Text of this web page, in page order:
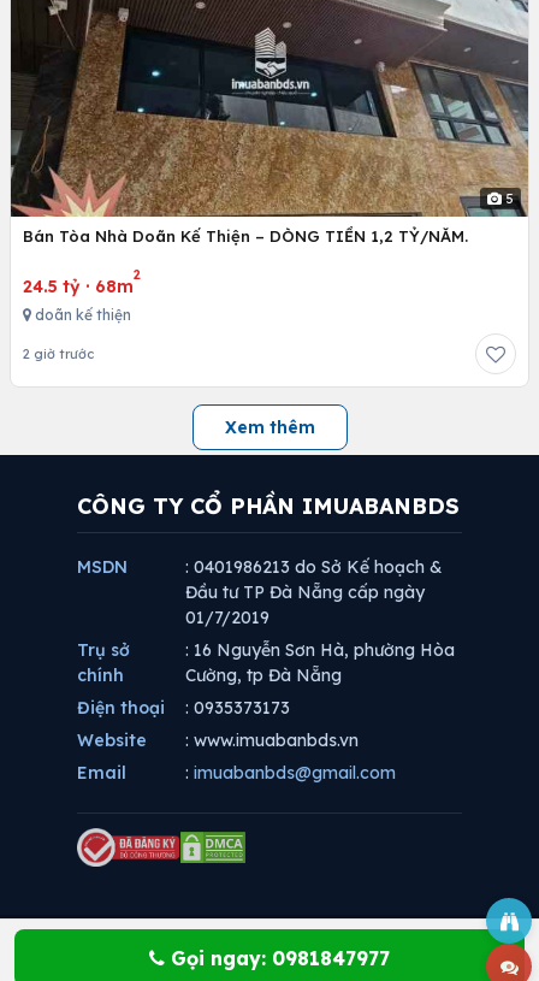
5
Bán Tòa Nhà Doãn Kế Thiện – DÒNG TIỀN 1,2 TỶ/NĂM.
24.5 tỷ · 68m
2
doãn kế thiện
2 giờ trước
Xem thêm
Gọi ngay: 0981847977
CÔNG TY CỔ PHẦN IMUABANBDS
MSDN
: 0401986213 do Sở Kế hoạch &
Đầu tư TP Đà Nẵng cấp ngày
01/7/2019
Trụ sở
chính
: 16 Nguyễn Sơn Hà, phường Hòa
Cường, tp Đà Nẵng
Điện thoại
: 0935373173
Website
: www.imuabanbds.vn
Email
: imuabanbds@gmail.com